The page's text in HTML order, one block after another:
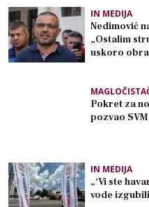
IN MEDIJA
Nedimović
„Ostalim
uskoro
Pokret za
pozvao
IN MEDIJA
„‘Vi ste
vode